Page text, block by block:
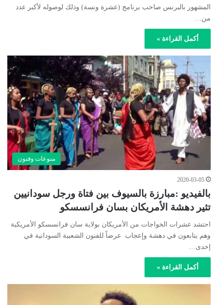
المشهور بالبرنس صاحب برنامج (عشرة ونسة) وذلك لوصوله لأكبر عدد
من…
أكمل القراءة »
منوعات وفنون
2020-03-05
بالفيديو :مبارزة بالسيوف بين فتاة ورجل سودانيين
تثير دهشة الأمريكان بسان فرانسسكو
احتشد عشرات الخواجات من الأمريكان بولاية سان فرانسسكو الأمريكية
وهم يتابعون في دهشة وإعجاب عرضاً للفنون الشعبية السودانية في
إحدى…
أكمل القراءة »